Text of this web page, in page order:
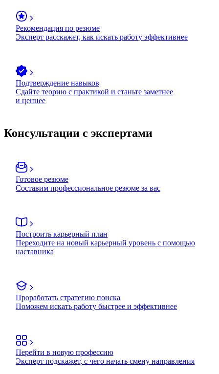
Рекомендация по резюме
Эксперт расскажет, как искать работу эффективнее
Подтверждение навыков
Сдайте теорию с практикой и станьте заметнее
и ценнее
Консультации с экспертами
Готовое резюме
Составим профессиональное резюме за вас
Построить карьерный план
Переходите на новый карьерный уровень с помощью
наставника
Проработать стратегию поиска
Поможем искать работу быстрее и эффективнее
Перейти в новую профессию
Эксперт подскажет, с чего начать смену направления